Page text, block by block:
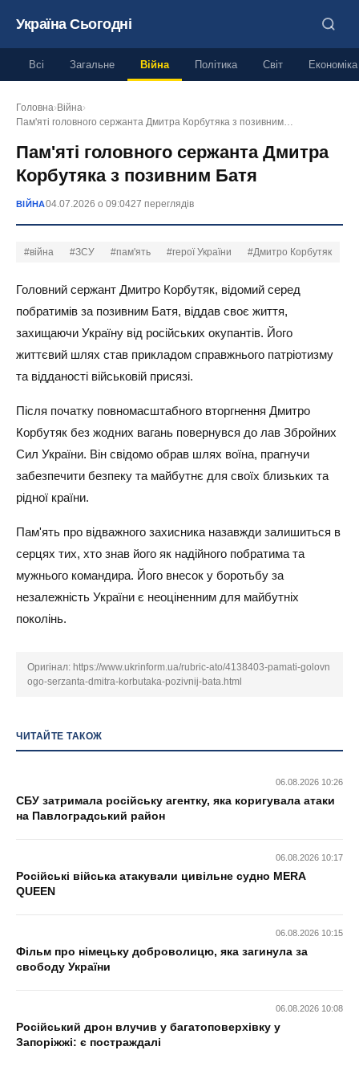
Україна Сьогодні
Всі Загальне Війна Політика Світ Економіка
Головна› Війна›
Пам'яті головного сержанта Дмитра Корбутяка з позивним…
Пам'яті головного сержанта Дмитра
Корбутяка з позивним Батя
ВІЙНА04.07.2026 о 09:0427 переглядів
#війна #ЗСУ #пам'ять #герої України #Дмитро Корбутяк
Головний сержант Дмитро Корбутяк, відомий серед
побратимів за позивним Батя, віддав своє життя,
захищаючи Україну від російських окупантів. Його
життєвий шлях став прикладом справжнього патріотизму
та відданості військовій присязі.
Після початку повномасштабного вторгнення Дмитро
Корбутяк без жодних вагань повернувся до лав Збройних
Сил України. Він свідомо обрав шлях воїна, прагнучи
забезпечити безпеку та майбутнє для своїх близьких та
рідної країни.
Пам'ять про відважного захисника назавжди залишиться в
серцях тих, хто знав його як надійного побратима та
мужнього командира. Його внесок у боротьбу за
незалежність України є неоціненним для майбутніх
поколінь.
Оригінал: https://www.ukrinform.ua/rubric-ato/4138403-pamati-golovn
ogo-serzanta-dmitra-korbutaka-pozivnij-bata.html
ЧИТАЙТЕ ТАКОЖ
06.08.2026 10:26
СБУ затримала російську агентку, яка коригувала атаки
на Павлоградський район
06.08.2026 10:17
Російські війська атакували цивільне судно MERA
QUEEN
06.08.2026 10:15
Фільм про німецьку доброволицю, яка загинула за
свободу України
06.08.2026 10:08
Російський дрон влучив у багатоповерхівку у
Запоріжжі: є постраждалі